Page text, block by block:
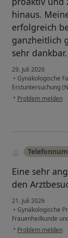
hinaus.
erfolgreich
ganzheitlich
sehr dankbar.
29. Juli 2026
• Gynäkologische
Erstuntersuchung
• Problem melden
Eine sehr
den
21. Juli 2026
• Gynäkologische
Frauenheilkunde
• Problem melden